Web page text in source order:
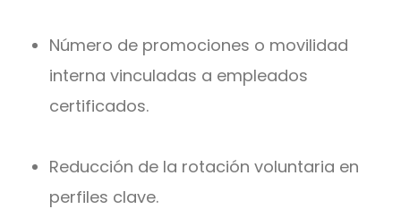
Número de promociones o movilidad
interna vinculadas a empleados
certificados.
Reducción de la rotación voluntaria en
perfiles clave.